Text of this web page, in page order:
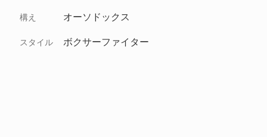
構え オーソドックス
スタイル ボクサーファイター